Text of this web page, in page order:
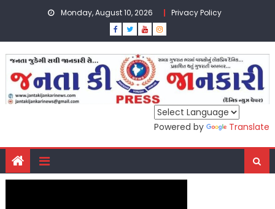
Monday, August 10, 2026 Privacy Policy
Powered by Translate